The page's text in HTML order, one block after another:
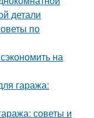
детали
по
на
гаража:
советы и